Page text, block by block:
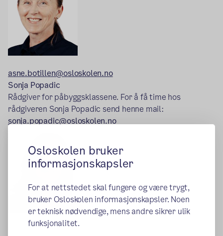
Osloskolen bruker
informasjonskapsler
For at nettstedet skal fungere og være trygt,
bruker Osloskolen informasjonskapsler. Noen
er teknisk nødvendige, mens andre sikrer ulik
funksjonalitet.
asne.botillen@osloskolen.no
Sonja Popadic
Rådgiver for påbyggsklassene. For å få time hos
rådgiveren Sonja Popadic send henne mail:
sonja.popadic@osloskolen.no